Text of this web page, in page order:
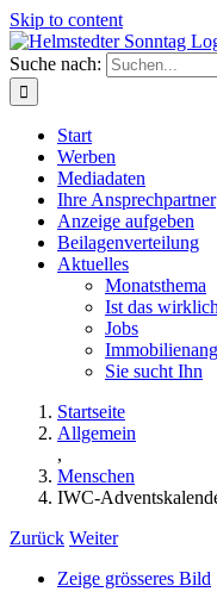
Skip to content
Suche nach:
Start
Werben
Mediadaten
Ihre Ansprechpartner
Anzeige aufgeben
Beilagenverteilung
Aktuelles
Monatsthema
Ist das
Jobs
Sie sucht Ihn
Startseite
Allgemein
,
Menschen
IWC-
Zurück Weiter
Zeige grösseres Bild